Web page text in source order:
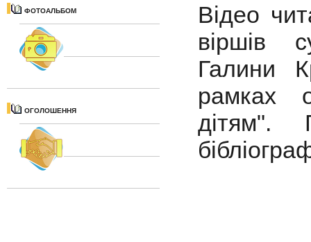
ФОТОАЛЬБОМ
ОГОЛОШЕННЯ
Відео
віршів
Галини
рамках
дітям".